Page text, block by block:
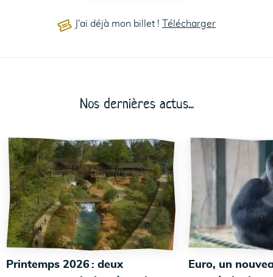
J'ai déjà mon billet ! Télécharger
Nos dernières actus...
Printemps 2026 : deux
Euro, un